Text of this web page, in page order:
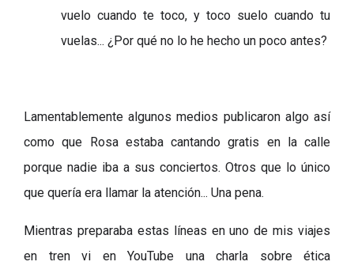
vuelo cuando te toco, y toco suelo cuando tu
vuelas... ¿Por qué no lo he hecho un poco antes?
Lamentablemente algunos medios publicaron algo así
como que Rosa estaba cantando gratis en la calle
porque nadie iba a sus conciertos. Otros que lo único
que quería era llamar la atención... Una pena.
Mientras preparaba estas líneas en uno de mis viajes
en tren vi en YouTube una charla sobre ética